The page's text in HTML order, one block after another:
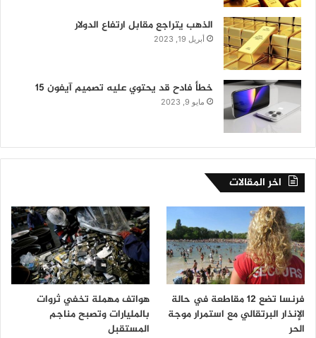
الذهب يتراجع مقابل ارتفاع الدولار
أبريل 19, 2023
خطأ فادح قد يحتوي عليه تصميم آيفون 15
مايو 9, 2023
اخر المقالات
فرنسا تضع 12 مقاطعة في حالة
الإنذار البرتقالي مع استمرار موجة
الحر
هواتف مهملة تخفي ثروات
بالمليارات وتصبح مناجم
المستقبل